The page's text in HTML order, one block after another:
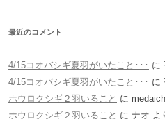
最近のコメント
4/15コオバシギ夏羽がいたこと･･･ に
4/15コオバシギ夏羽がいたこと･･･ に
ホウロクシギ２羽いること に
ホウロクシギ２羽いること に ナオ よ